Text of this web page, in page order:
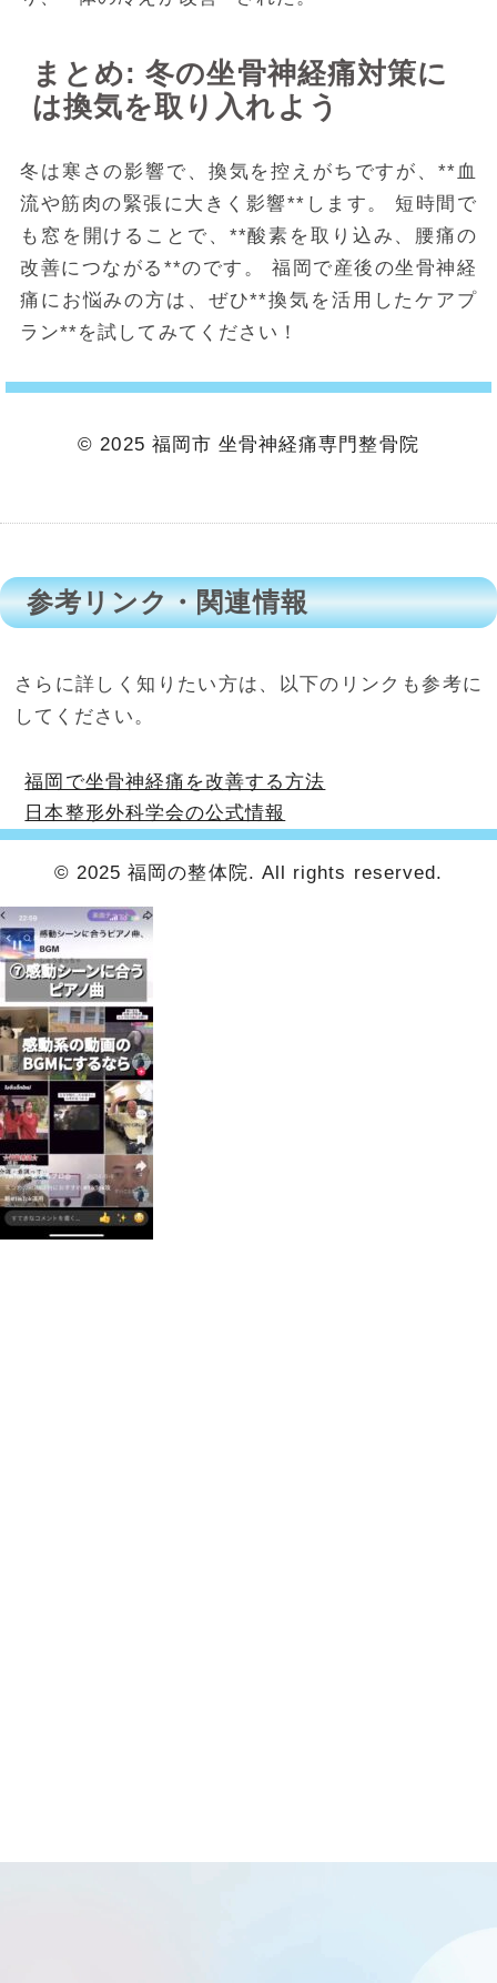
まとめ: 冬の坐骨神経痛対策に
は換気を取り入れよう
冬は寒さの影響で、換気を控えがちですが、**血
流や筋肉の緊張に大きく影響**します。
短時間で
も窓を開けることで、**酸素を取り込み、腰痛の
改善につながる**のです。
福岡で産後の坐骨神経
痛にお悩みの方は、ぜひ**換気を活用したケアプ
ラン**を試してみてください！
© 2025 福岡市 坐骨神経痛専門整骨院
参考リンク・関連情報
さらに詳しく知りたい方は、以下のリンクも参考に
してください。
福岡で坐骨神経痛を改善する方法
日本整形外科学会の公式情報
© 2025 福岡の整体院. All rights reserved.